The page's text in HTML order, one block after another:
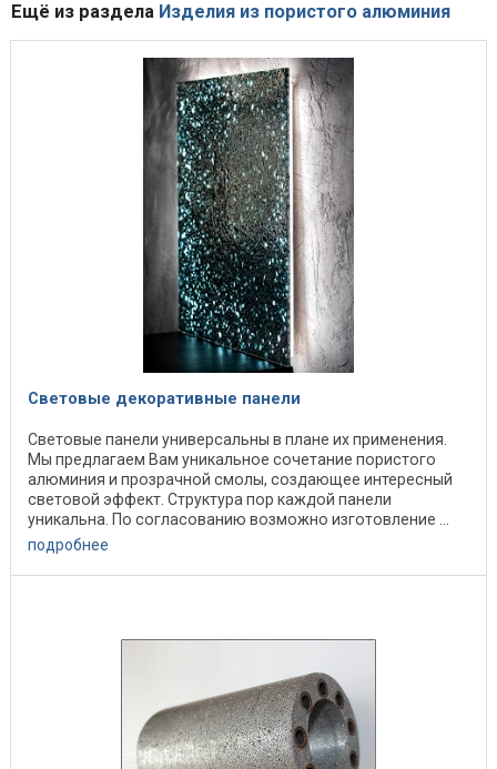
Ещё из раздела Изделия из пористого алюминия
Световые декоративные панели
Световые панели универсальны в плане их применения.
Мы предлагаем Вам уникальное сочетание пористого
алюминия и прозрачной смолы, создающее интересный
световой эффект. Структура пор каждой панели
уникальна. По согласованию возможно изготовление ...
подробнее